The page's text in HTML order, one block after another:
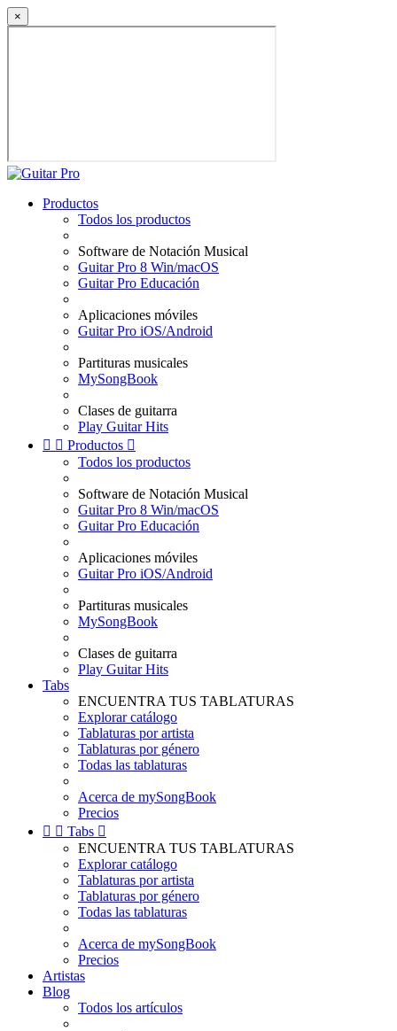
×
Productos
Todos los productos
Software de Notación Musical
Guitar Pro 8 Win/macOS
Guitar Pro Educación
Aplicaciones móviles
Guitar Pro iOS/Android
Partituras musicales
MySongBook
Clases de guitarra
Play Guitar Hits
  Productos 
Todos los productos
Software de Notación Musical
Guitar Pro 8 Win/macOS
Guitar Pro Educación
Aplicaciones móviles
Guitar Pro iOS/Android
Partituras musicales
MySongBook
Clases de guitarra
Play Guitar Hits
Tabs
ENCUENTRA TUS TABLATURAS
Explorar catálogo
Tablaturas por artista
Tablaturas por género
Todas las tablaturas
Acerca de mySongBook
Precios
  Tabs 
ENCUENTRA TUS TABLATURAS
Explorar catálogo
Tablaturas por artista
Tablaturas por género
Todas las tablaturas
Acerca de mySongBook
Precios
Artistas
Blog
Todos los artículos